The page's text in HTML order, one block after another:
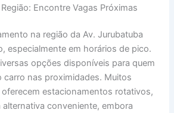
Encontre Vagas Próximas
na região da Av. Jurubatuba
especialmente em horários de pico.
opções disponíveis para quem
carro nas proximidades. Muitos
estacionamentos rotativos,
conveniente, embora